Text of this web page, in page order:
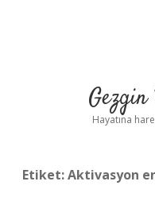
Hayatına
Etiket:Aktivasyon